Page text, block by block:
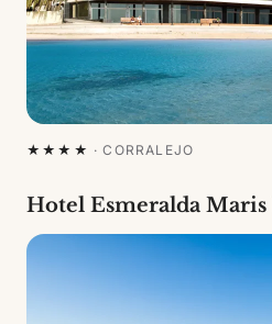
★★★★ ·CORRALEJO
Hotel Esmeralda